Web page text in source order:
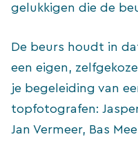
gelukkigen die de
De beurs houdt in
een eigen,
je begeleiding van
topfotografen:
Jan Vermeer, Bas